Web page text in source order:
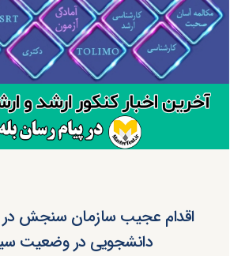
اقدام عجیب سازمان سنجش در
دانشجویی در وضعیت